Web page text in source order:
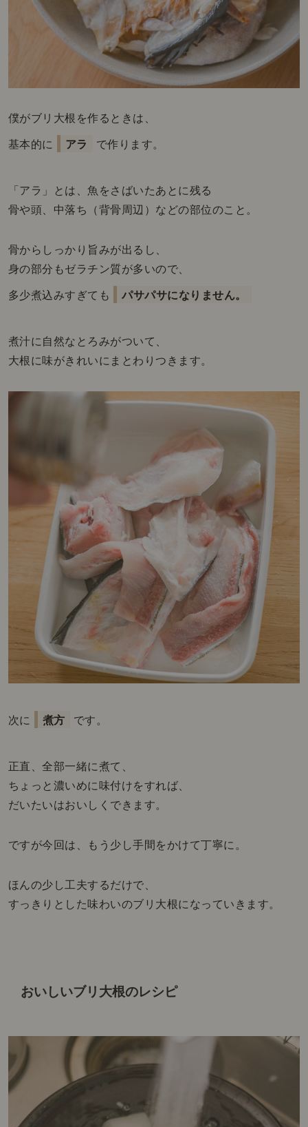
僕がブリ大根を作るときは、
基本的に アラ で作ります。
「アラ」とは、魚をさばいたあとに残る
骨や頭、中落ち（背骨周辺）などの部位のこと。
骨からしっかり旨みが出るし、
身の部分もゼラチン質が多いので、
多少煮込みすぎても パサパサになりません。
煮汁に自然なとろみがついて、
大根に味がきれいにまとわりつきます。
次に 煮方 です。
正直、全部一緒に煮て、
ちょっと濃いめに味付けをすれば、
だいたいはおいしくできます。
ですが今回は、もう少し手間をかけて丁寧に。
ほんの少し工夫するだけで、
すっきりとした味わいのブリ大根になっていきます。
おいしいブリ大根のレシピ